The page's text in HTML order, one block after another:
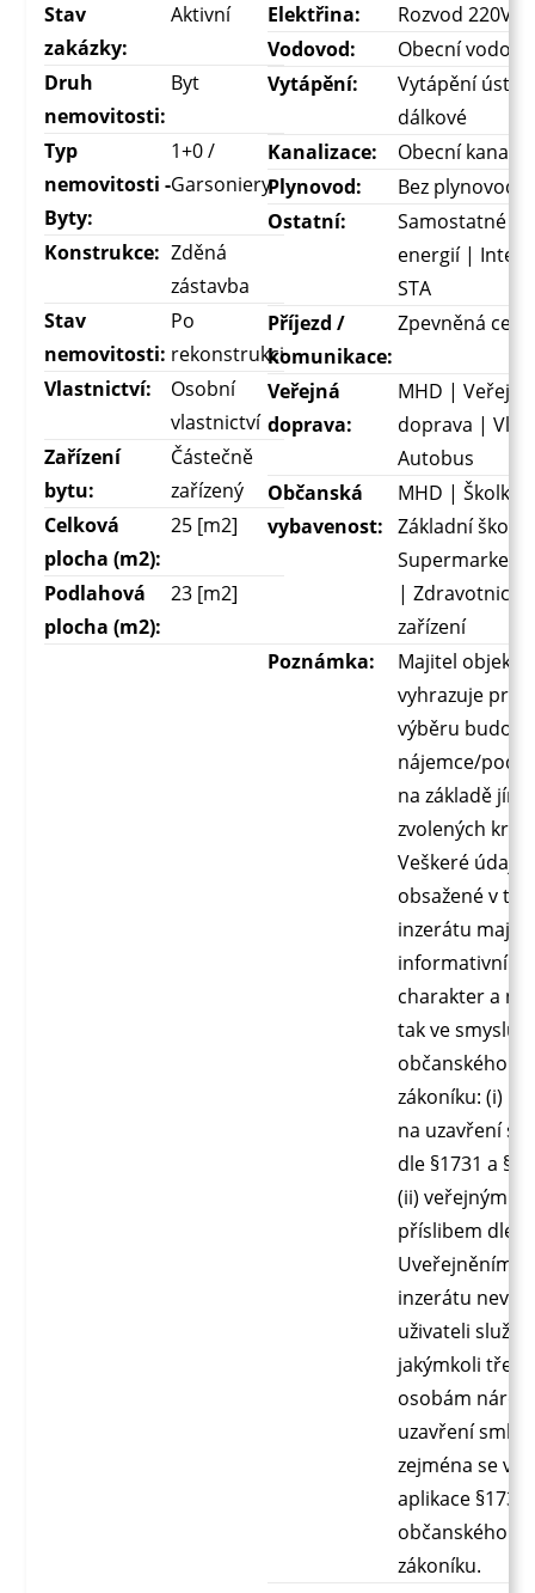
Stav
zakázky:
Aktivní
Druh
nemovitosti:
Byt
Typ
nemovitosti -
Byty:
1+0 /
Garsoniery
Konstrukce: Zděná
zástavba
Stav
nemovitosti:
Po
rekonstrukci
Vlastnictví:
Osobní
vlastnictví
Zařízení
bytu:
Částečně
zařízený
Celková
plocha (m2):
25 [m2]
Podlahová
plocha (m2):
23 [m2]
Elektřina:
Rozvod 220V
Vodovod:
Obecní
Vytápění:
Vytápění
dálkové
Kanalizace:
Obecní
Plynovod:
Bez plynovodu
Ostatní:
Samostatné
energií |
STA
Příjezd /
komunikace:
Zpevněná
Veřejná
doprava:
MHD | Veřejná
doprava |
Autobus
Občanská
vybavenost:
MHD | Školka |
Základní škola
Supermarket |
| Zdravotnické
zařízení
Poznámka:
Majitel objektu
vyhrazuje
výběru
nájemce/
na základě jím
zvolených
Veškeré údaje
obsažené v
inzerátu mají
informativní
charakter a
tak ve smyslu
občanského
zákoníku: (i)
na uzavření
dle §1731 a
(ii) veřejným
příslibem dle §
Uveřejněním
inzerátu
uživateli
jakýmkoli
osobám nárok
uzavření
zejména se
aplikace §1732
občanského
zákoníku.